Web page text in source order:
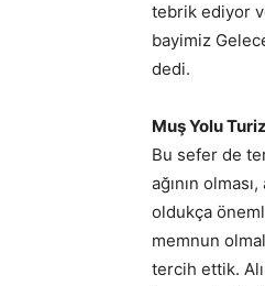
tebrik ediyor
bayimiz
dedi.
Muş Yolu
Bu sefer de
ağının
oldukça
memnun
tercih ettik.